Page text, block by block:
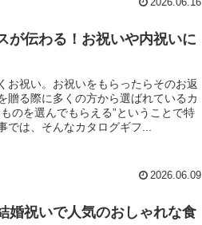
2026.06.16
が伝わる！お祝いや内祝いに
お祝い。お祝いをもらったらそのお返
贈る際に多くの方から選ばれているカ
のを選んでもらえる”ということで特
では、そんなカタログギフ...
2026.06.09
婚祝いで人気のおしゃれな食